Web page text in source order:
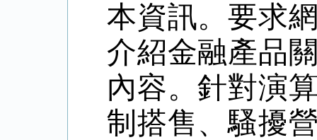
本資訊。要求
介紹金融產品
內容。針對演
制搭售、騷擾